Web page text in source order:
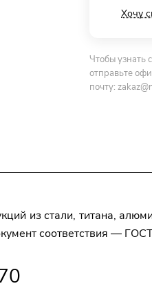
Хочу
Чтобы узнать
отправьте
почту:
из стали, титана,
соответствия —